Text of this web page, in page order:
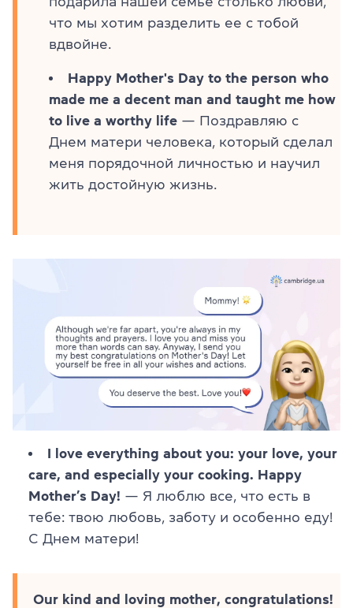
что мы хотим разделить ее с тобой
вдвойне.
Happy Mother's Day to the person who
made me a decent man and taught me how
to live a worthy life — Поздравляю с
Днем матери человека, который сделал
меня порядочной личностью и научил
жить достойную жизнь.
I love everything about you: your love, your
care, and especially your cooking. Happy
Mother’s Day! — Я люблю все, что есть в
тебе: твою любовь, заботу и особенно еду!
С Днем матери!
Our kind and loving mother, congratulations!